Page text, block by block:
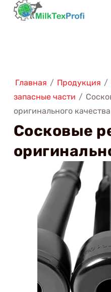
Главная / Продукция /
запасные части /
оригинального качества
Сосковые